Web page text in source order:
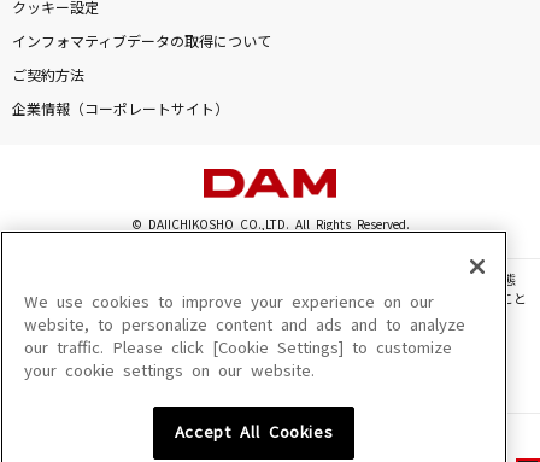
クッキー設定
インフォマティブデータの取得について
ご契約方法
企業情報（コーポレートサイト）
© DAIICHIKOSHO CO.,LTD. All Rights Reserved.
このサイトに掲載されている一切の文章・画像・写真・動画・音声等を、手段や形態
を問わず、著作権法の定める範囲を超えて無断で複製、転載、ファイル化などすること
を禁じます。
楽曲及びコンテンツは、機種によりご利用いただけない場合があります。
楽曲及びコンテンツの配信日、配信内容が変更になる場合があります。
We use cookies to improve your experience on our
website, to personalize content and ads and to analyze
our traffic. Please click [Cookie Settings] to customize
your cookie settings on our website.
Accept All Cookies